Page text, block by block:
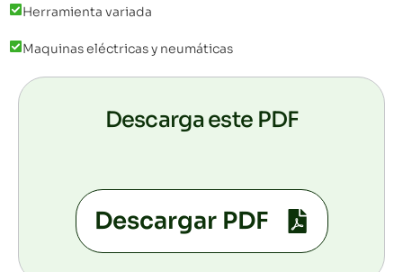
Herramienta variada
Maquinas eléctricas y neumáticas
Descarga este PDF
Descargar PDF